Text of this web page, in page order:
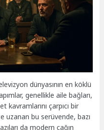
dünyasının en köklü
genellikle aile bağları,
kavramlarını çarpıcı bir
uzanan bu serüvende, bazı
da modern çağın